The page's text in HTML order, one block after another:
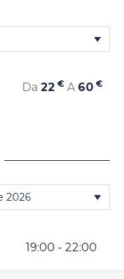
Da 22 € A 60 €
19:00 - 22:00